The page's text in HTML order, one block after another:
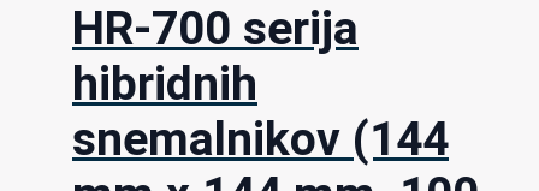
HR-700 serija
hibridnih
snemalnikov (144